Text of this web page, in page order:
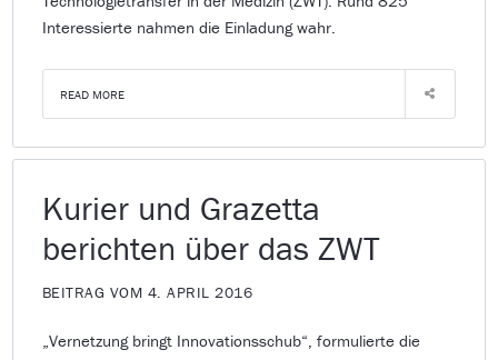
Interessierte nahmen die Einladung wahr.
READ MORE
Kurier und Grazetta
berichten über das ZWT
BEITRAG VOM 4. APRIL 2016
„Vernetzung bringt Innovationsschub“, formulierte die